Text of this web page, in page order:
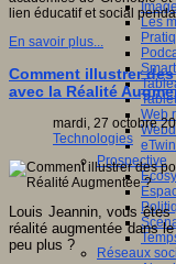
Les
Web
Prospective
Réseaux
lien éducatif et social
En savoir plus...
Comment illustrer
avec la Réalité
mardi, 27 octobre
Technologies
Louis Jeannin, vous
réalité augmentée dans
peu plus ?